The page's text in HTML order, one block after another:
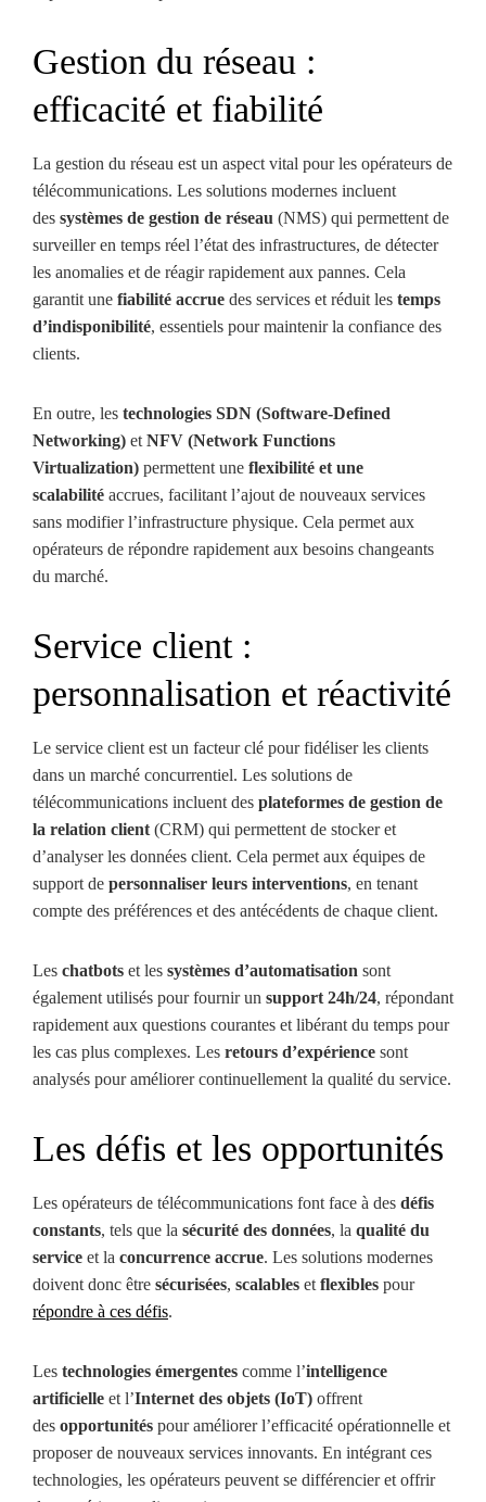
Gestion du réseau :
efficacité et fiabilité
La gestion du réseau est un aspect vital pour les opérateurs de
télécommunications. Les solutions modernes incluent
des systèmes de gestion de réseau (NMS) qui permettent de
surveiller en temps réel l’état des infrastructures, de détecter
les anomalies et de réagir rapidement aux pannes. Cela
garantit une fiabilité accrue des services et réduit les temps
d’indisponibilité, essentiels pour maintenir la confiance des
clients.
En outre, les technologies SDN (Software-Defined
Networking) et NFV (Network Functions
Virtualization) permettent une flexibilité et une
scalabilité accrues, facilitant l’ajout de nouveaux services
sans modifier l’infrastructure physique. Cela permet aux
opérateurs de répondre rapidement aux besoins changeants
du marché.
Service client :
personnalisation et réactivité
Le service client est un facteur clé pour fidéliser les clients
dans un marché concurrentiel. Les solutions de
télécommunications incluent des plateformes de gestion de
la relation client (CRM) qui permettent de stocker et
d’analyser les données client. Cela permet aux équipes de
support de personnaliser leurs interventions, en tenant
compte des préférences et des antécédents de chaque client.
Les chatbots et les systèmes d’automatisation sont
également utilisés pour fournir un support 24h/24, répondant
rapidement aux questions courantes et libérant du temps pour
les cas plus complexes. Les retours d’expérience sont
analysés pour améliorer continuellement la qualité du service.
Les défis et les opportunités
Les opérateurs de télécommunications font face à des défis
constants, tels que la sécurité des données, la qualité du
service et la concurrence accrue. Les solutions modernes
doivent donc être sécurisées, scalables et flexibles pour
répondre à ces défis.
Les technologies émergentes comme l’intelligence
artificielle et l’Internet des objets (IoT) offrent
des opportunités pour améliorer l’efficacité opérationnelle et
proposer de nouveaux services innovants. En intégrant ces
technologies, les opérateurs peuvent se différencier et offrir